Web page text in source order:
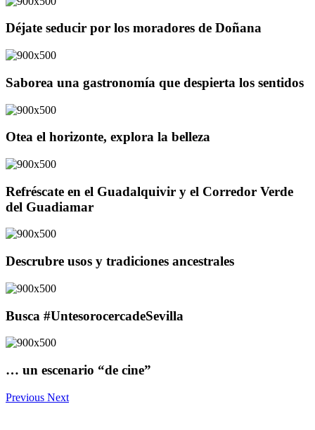
Déjate seducir por los moradores de Doñana
Saborea una gastronomía que despierta los sentidos
Otea el horizonte, explora la belleza
Refréscate en el Guadalquivir y el Corredor Verde
del Guadiamar
Descrubre usos y tradiciones ancestrales
Busca #UntesorocercadeSevilla
… un escenario “de cine”
Previous Next